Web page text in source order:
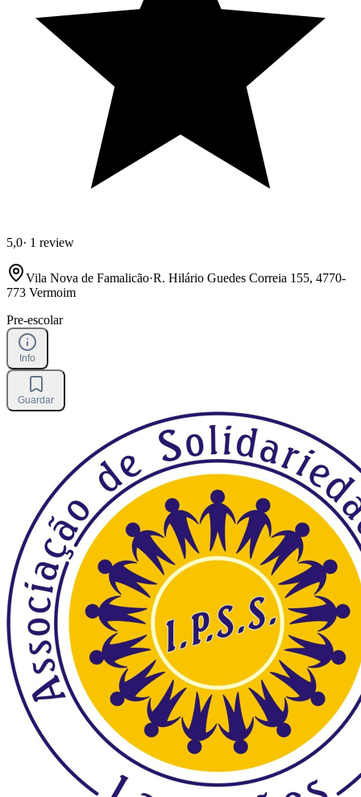
5,0· 1 review
Vila Nova de Famalicão·R. Hilário Guedes Correia 155, 4770-
773 Vermoim
Pre-escolar
Info
Guardar